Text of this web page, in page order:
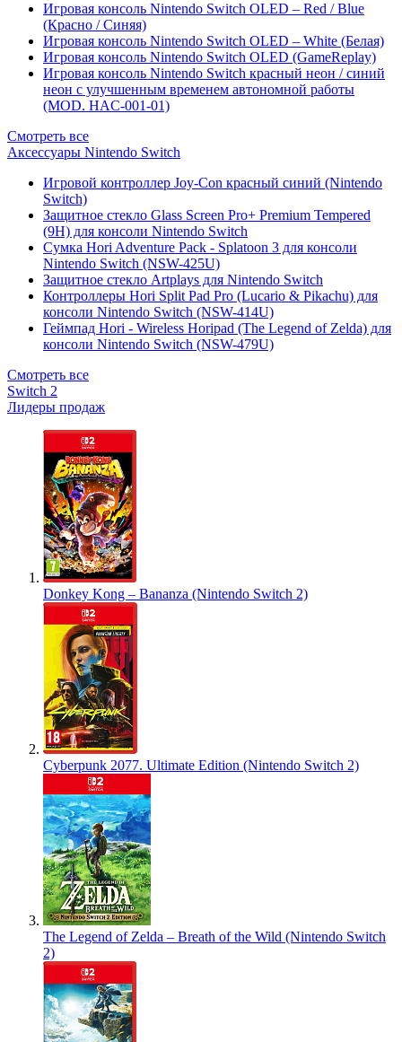
Игровая консоль Nintendo Switch OLED – Red / Blue
(Красно / Синяя)
Игровая консоль Nintendo Switch OLED – White (Белая)
Игровая консоль Nintendo Switch OLED (GameReplay)
Игровая консоль Nintendo Switch красный неон / синий
неон с улучшенным временем автономной работы
(MOD. HAC-001-01)
Смотреть все
Аксессуары Nintendo Switch
Игровой контроллер Joy-Con красный синий (Nintendo
Switch)
Защитное стекло Glass Screen Pro+ Premium Tempered
(9H) для консоли Nintendo Switch
Сумка Hori Adventure Pack - Splatoon 3 для консоли
Nintendo Switch (NSW-425U)
Защитное стекло Artplays для Nintendo Switch
Контроллеры Hori Split Pad Pro (Lucario & Pikachu) для
консоли Nintendo Switch (NSW-414U)
Геймпад Hori - Wireless Horipad (The Legend of Zelda) для
консоли Nintendo Switch (NSW-479U)
Смотреть все
Switch 2
Лидеры продаж
Donkey Kong – Bananza (Nintendo Switch 2)
Cyberpunk 2077. Ultimate Edition (Nintendo Switch 2)
The Legend of Zelda – Breath of the Wild (Nintendo Switch
2)